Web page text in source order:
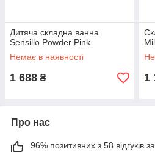
Дитяча складна ванна
Sensillo Powder Pink
Немає в наявності
1 688 ₴ 1
Про нас
96% позитивних з 58 відгуків за